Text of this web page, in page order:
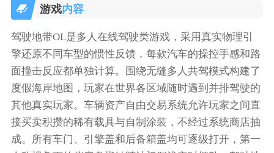
游戏内容
驾驶地带OL是多人在线驾驶类游戏，采用真实物理引
擎还原不同车型的惯性反馈，每款汽车的操控手感和路
面撞击反应都单独计算。围绕无缝多人共驾模式构建了
度假海岸地图，玩家在世界各区域随时遇到并排驾驶的
其他真实玩家。车辆资产自由交易系统允许玩家之间直
接买卖积攒的稀有载具与自制涂装，不经过系统商店抽
成。所有车门、引擎盖和后备箱盖均可逐级打开，第一